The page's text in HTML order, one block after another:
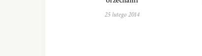
25 lutego 2014